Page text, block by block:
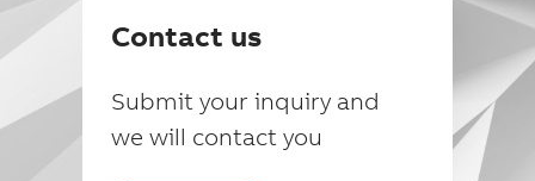
Contact us
Submit your inquiry and
we will contact you